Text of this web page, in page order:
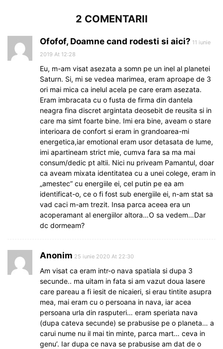
2 COMENTARII
Ofofof, Doamne cand rodesti si aici? 11 iunie
2019 At 12:28
Eu, m-am visat asezata a somn pe un inel al planetei
Saturn. Si, mi se vedea marimea, eram aproape de 3
ori mai mica ca inelul acela pe care eram asezata.
Eram imbracata cu o fusta de firma din dantela
neagra fina discret argintata deosebit de reusita si in
care ma simt foarte bine. Imi era bine, aveam o stare
interioara de confort si eram in grandoarea-mi
energetica,iar emotional eram usor detasata de lume,
imi apartineam strict mie, cumva fara sa ma mai
consum/dedic pt altii. Nici nu priveam Pamantul, doar
ca aveam mixata identitatea cu a unei colege, eram in
„amestec” cu energiile ei, cel putin pe ea am
identificat-o, ce o fi fost sub energiile ei, n-am stat sa
vad caci m-am trezit. Insa parca aceea era un
acoperamant al energiilor altora…O sa vedem…Dar
dc dormeam?
Anonim 25 iunie 2020 At 22:30
Am visat ca eram intr-o nava spatiala si dupa 3
secunde.. ma uitam in fata si am vazut doua lasere
care pareau a fi iesit de nicaieri, si erau tintite asupra
mea, mai eram cu o persoana in nava, iar acea
persoana urla din rasputeri… eram speriata nava
(dupa cateva secunde) se prabusise pe o planeta… a
carui nume nu il mai tin minte, parca mart… ceva in
genu’. Iar dupa ce nava se prabusise am dat de o